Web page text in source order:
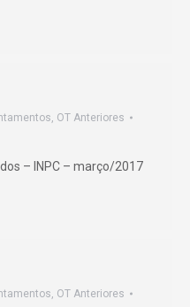
, OT Anteriores
– INPC – março/2017
, OT Anteriores